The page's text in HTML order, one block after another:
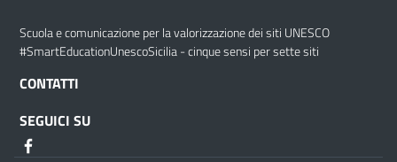
Scuola e comunicazione per la valorizzazione dei siti UNESCO
#SmartEducationUnescoSicilia - cinque sensi per sette siti
CONTATTI
SEGUICI SU